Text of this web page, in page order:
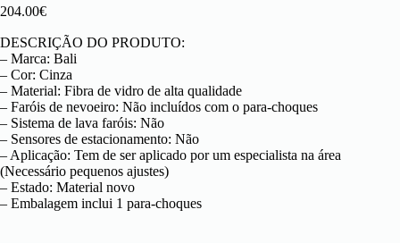
204.00€
DESCRIÇÃO DO PRODUTO:
– Marca: Bali
– Cor: Cinza
– Material: Fibra de vidro de alta qualidade
– Faróis de nevoeiro: Não incluídos com o para-choques
– Sistema de lava faróis: Não
– Sensores de estacionamento: Não
– Aplicação: Tem de ser aplicado por um especialista na área
(Necessário pequenos ajustes)
– Estado: Material novo
– Embalagem inclui 1 para-choques